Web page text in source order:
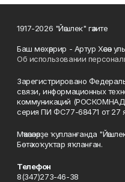
1917-2026 "Йәшлек" гәзите
Баш мөхәррир - Артур Хәсән улы
Об использовании
Зарегистрировано
связи, информационных
коммуникаций
серия ПИ ФС77-68471 от 27
Мәҡәләләрҙе ҡулланғанда
Бөтә хоҡуҡтар яҡланған.
Телефон
8(347)273-46-38